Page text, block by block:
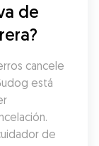
de
cancele
está
de